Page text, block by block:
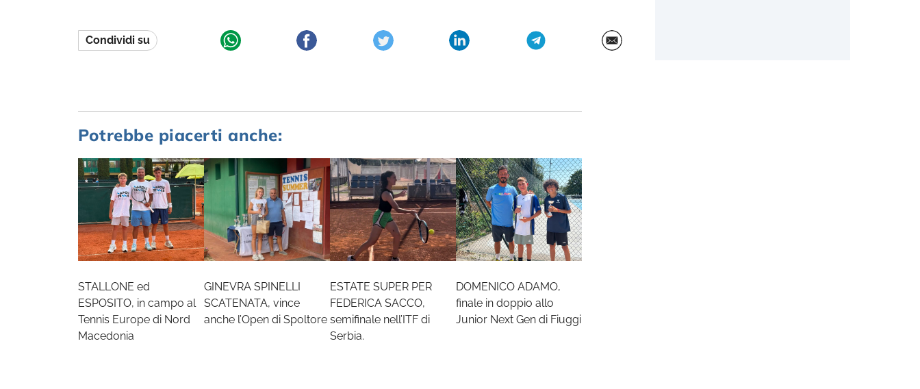
Condividi su
Potrebbe piacerti anche:
STALLONE ed
ESPOSITO, in campo al
Tennis Europe di Nord
Macedonia
GINEVRA SPINELLI
SCATENATA, vince
anche l’Open di Spoltore
ESTATE SUPER PER
FEDERICA SACCO,
semifinale nell’ITF di
Serbia.
DOMENICO ADAMO,
finale in doppio allo
Junior Next Gen di Fiuggi